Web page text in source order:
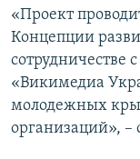
«Проект
Концепции
сотрудничестве
«Викимедиа
молодежных
организаций», –